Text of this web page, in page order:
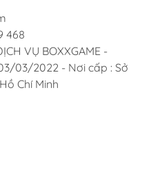
468
VỤ BOXXGAME -
03/2022 - Nơi cấp : Sở
Chí Minh